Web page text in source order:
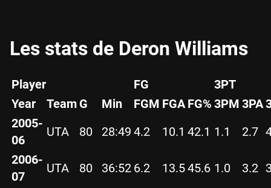
Les stats de Deron Williams
Player FG
3PT
Year
Team G Min FGM FGA FG% 3PM 3PA
2005-
06
UTA 80 28:49 4.2 10.1 42.1 1.1 2.7
2006-
07
UTA 80 36:52 6.2 13.545.6 1.0 3.2